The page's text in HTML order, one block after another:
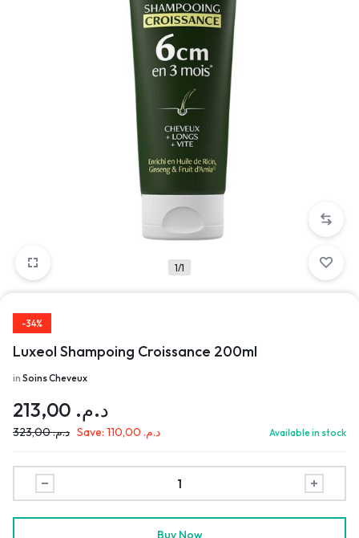
1/1
-34%
Luxeol Shampoing Croissance 200ml
in Soins Cheveux
د.م.
د.م.323,00 Save: د.م. Available in stock
Buy Now